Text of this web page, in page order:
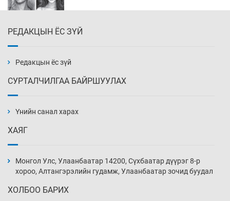
Уржигдар 14 цаг 00 мин
нэмэгджээ
Уржигдар 13 цаг 30 мин
РЕДАКЦЫН ЁС ЗҮЙ
Редакцын ёс зүй
СУРТАЛЧИЛГАА БАЙРШУУЛАХ
Үнийн санал харах
ХАЯГ
Монгол Улс, Улаанбаатар 14200, Сүхбаатар дүүрэг 8-р
хороо, Алтангэрэлийн гудамж, Улаанбаатар зочид буудал
ХОЛБОО БАРИХ